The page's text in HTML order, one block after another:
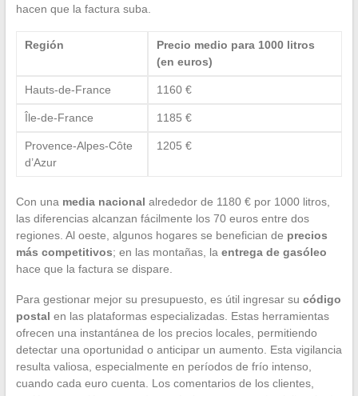
hacen que la factura suba.
Región
Precio medio para 1000 litros
(en euros)
Hauts-de-France 1160 €
Île-de-France 1185 €
Provence-Alpes-Côte
d’Azur
1205 €
Con una media nacional alrededor de 1180 € por 1000 litros,
las diferencias alcanzan fácilmente los 70 euros entre dos
regiones. Al oeste, algunos hogares se benefician de precios
más competitivos; en las montañas, la entrega de gasóleo
hace que la factura se dispare.
Para gestionar mejor su presupuesto, es útil ingresar su código
postal en las plataformas especializadas. Estas herramientas
ofrecen una instantánea de los precios locales, permitiendo
detectar una oportunidad o anticipar un aumento. Esta vigilancia
resulta valiosa, especialmente en períodos de frío intenso,
cuando cada euro cuenta. Los comentarios de los clientes,